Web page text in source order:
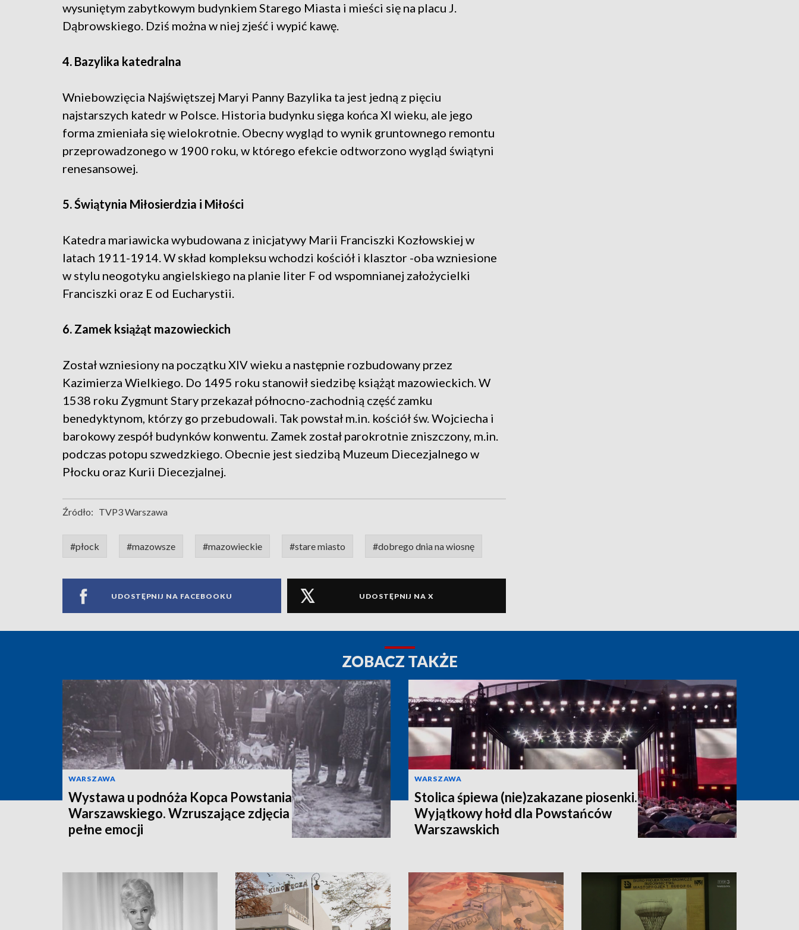
wysuniętym zabytkowym budynkiem Starego Miasta i mieści się na placu J.
Dąbrowskiego. Dziś można w niej zjeść i wypić kawę.
4. Bazylika katedralna
Wniebowzięcia Najświętszej Maryi Panny Bazylika ta jest jedną z pięciu
najstarszych katedr w Polsce. Historia budynku sięga końca XI wieku, ale jego
forma zmieniała się wielokrotnie. Obecny wygląd to wynik gruntownego remontu
przeprowadzonego w 1900 roku, w którego efekcie odtworzono wygląd świątyni
renesansowej.
5. Świątynia Miłosierdzia i Miłości
Katedra mariawicka wybudowana z inicjatywy Marii Franciszki Kozłowskiej w
latach 1911-1914. W skład kompleksu wchodzi kościół i klasztor -oba wzniesione
w stylu neogotyku angielskiego na planie liter F od wspomnianej założycielki
Franciszki oraz E od Eucharystii.
6. Zamek książąt mazowieckich
Został wzniesiony na początku XIV wieku a następnie rozbudowany przez
Kazimierza Wielkiego. Do 1495 roku stanowił siedzibę książąt mazowieckich. W
1538 roku Zygmunt Stary przekazał północno-zachodnią część zamku
benedyktynom, którzy go przebudowali. Tak powstał m.in. kościół św. Wojciecha i
barokowy zespół budynków konwentu. Zamek został parokrotnie zniszczony, m.in.
podczas potopu szwedzkiego. Obecnie jest siedzibą Muzeum Diecezjalnego w
Płocku oraz Kurii Diecezjalnej.
Źródło: TVP3 Warszawa
#płock #mazowsze #mazowieckie #stare miasto #dobrego dnia na wiosnę
UDOSTĘPNIJ NA FACEBOOKU UDOSTĘPNIJ NA X
ZOBACZ TAKŻE
WARSZAWA
Wystawa u podnóża Kopca Powstania
Warszawskiego. Wzruszające zdjęcia
pełne emocji
WARSZAWA
Stolica śpiewa (nie)zakazane piosenki.
Wyjątkowy hołd dla Powstańców
Warszawskich